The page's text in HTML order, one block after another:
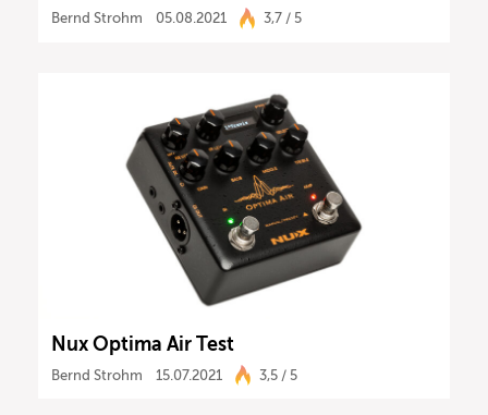
Bernd Strohm 05.08.2021 3,7 / 5
Nux Optima Air Test
Bernd Strohm 15.07.2021 3,5 / 5